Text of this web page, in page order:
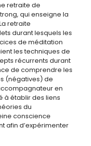
retraite de
qui enseigne la
retraite
durant lesquels les
de méditation
les techniques de
récurrents durant
de comprendre les
(négatives) de
en
à établir des liens
du
conscience
afin d’expérimenter